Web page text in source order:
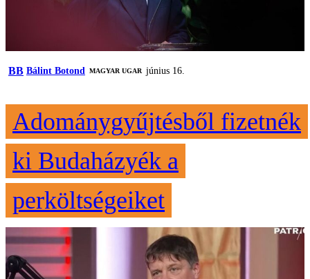
BB Bálint Botond MAGYAR UGAR június 16.
Adománygyűjtésből fizetnék
ki Budaházyék a
perköltségeiket